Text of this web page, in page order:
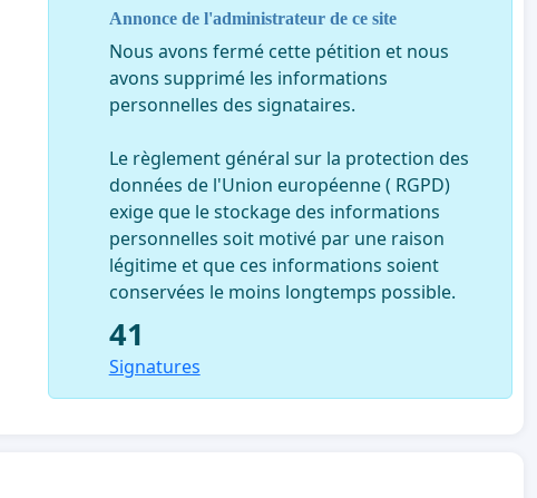
Annonce de l'administrateur de ce site
Nous avons fermé cette pétition et nous
avons supprimé les informations
personnelles des signataires.
Le règlement général sur la protection des
données de l'Union européenne ( RGPD)
exige que le stockage des informations
personnelles soit motivé par une raison
légitime et que ces informations soient
conservées le moins longtemps possible.
41
Signatures